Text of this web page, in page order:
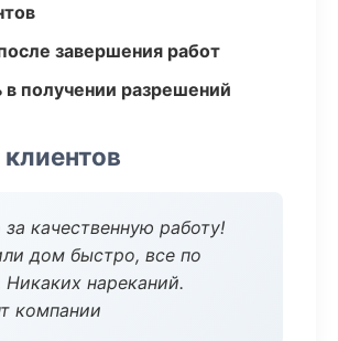
завершения работ
получении разрешений
качественную работу!
дом быстро, все по
Никаких нареканий.
компании